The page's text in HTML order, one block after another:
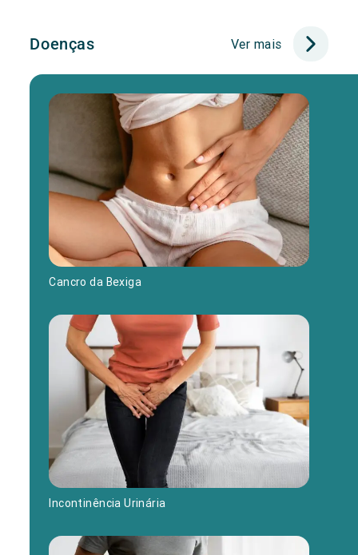
Doenças Ver mais
Cancro da Bexiga
Incontinência Urinária